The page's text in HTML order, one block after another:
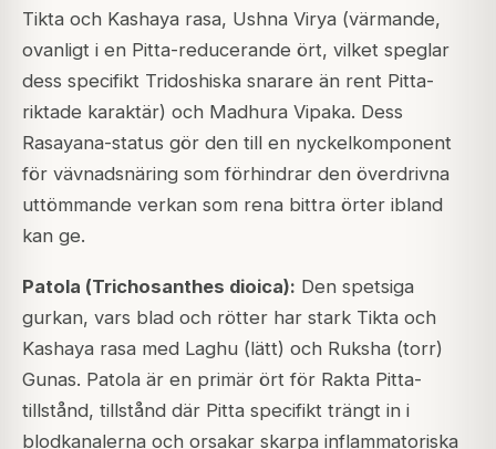
Tikta och Kashaya rasa, Ushna Virya (värmande,
ovanligt i en Pitta-reducerande ört, vilket speglar
dess specifikt Tridoshiska snarare än rent Pitta-
riktade karaktär) och Madhura Vipaka. Dess
Rasayana-status gör den till en nyckelkomponent
för vävnadsnäring som förhindrar den överdrivna
uttömmande verkan som rena bittra örter ibland
kan ge.
Patola (Trichosanthes dioica): Den spetsiga
gurkan, vars blad och rötter har stark Tikta och
Kashaya rasa med Laghu (lätt) och Ruksha (torr)
Gunas. Patola är en primär ört för Rakta Pitta-
tillstånd, tillstånd där Pitta specifikt trängt in i
blodkanalerna och orsakar skarpa inflammatoriska